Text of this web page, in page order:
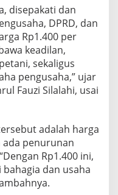
disepakati dan
DPRD, dan
Rp1.400 per
keadilan,
sekaligus
pengusaha,” ujar
Fauzi Silalahi, usai
adalah harga
ada penurunan
Rp1.400 ini,
dan usaha